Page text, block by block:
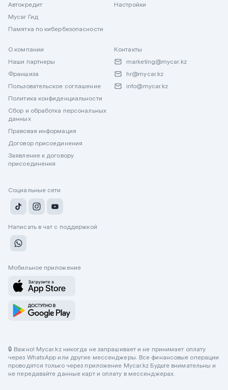
Автокредит
Mycar Гид
Памятка по кибербезопасности
Настройки
О компании
Наши партнеры
Франшиза
Пользовательское соглашение
Политика конфиденциальности
Сбор и обработка персональных
данных
Правовая информация
Договор присоединения
Заявление к договору
присоединения
Контакты
marketing@mycar.kz
hr@mycar.kz
info@mycar.kz
Социальные сети
Написать в чат с поддержкой
Мобильное приложение
🔒 Важно! Mycar.kz никогда не запрашивает и не принимает оплату
через WhatsApp или другие мессенджеры. Все финансовые операции
проводятся только через приложение Mycar.kz Будьте внимательны и
не передавайте данные карт и оплату в мессенджерах.